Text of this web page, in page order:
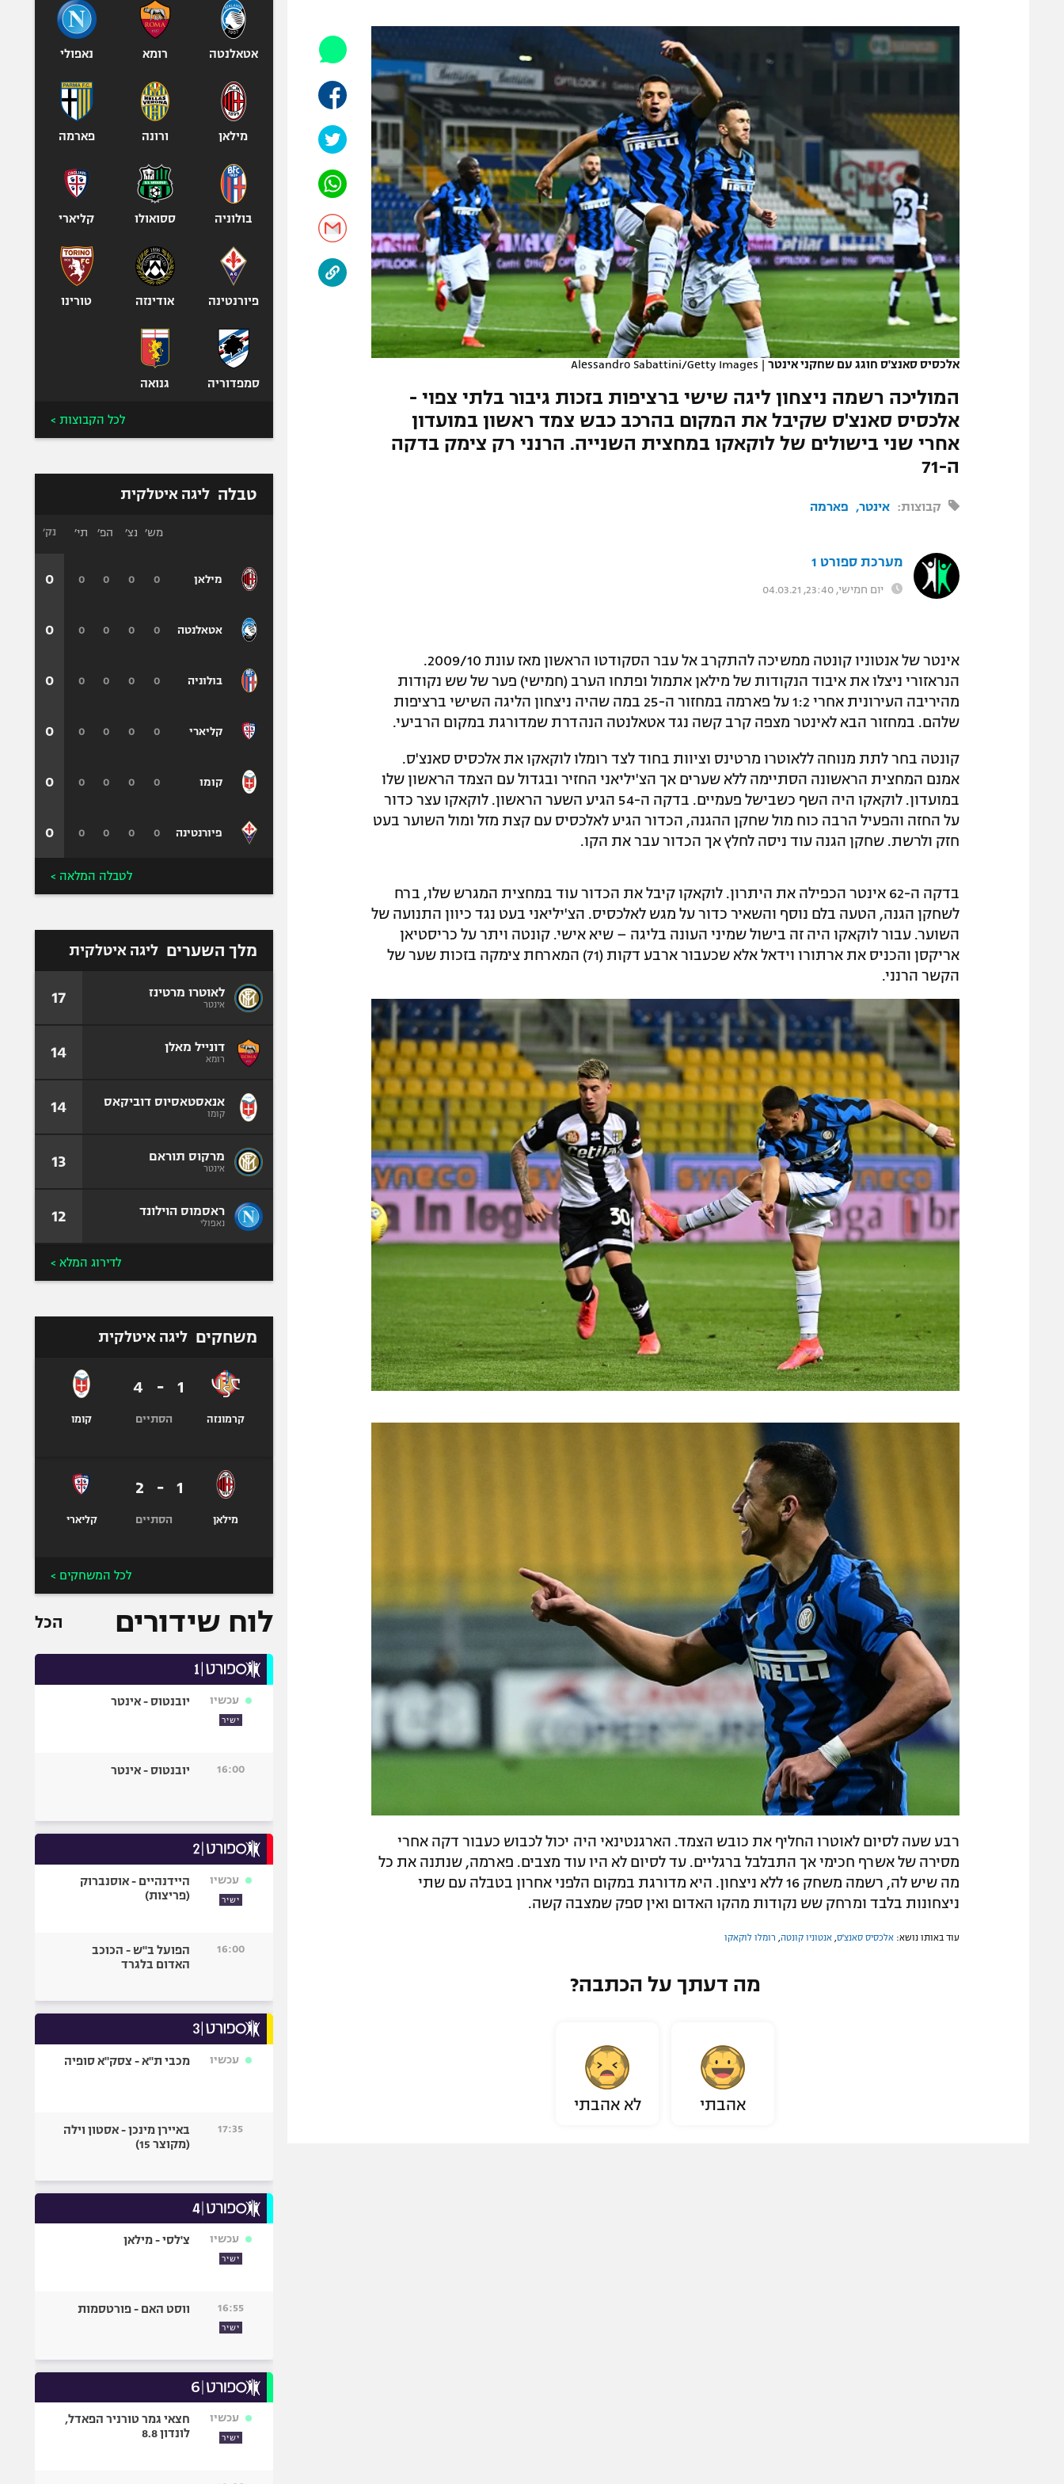
תקנון משתתפים וזוכים בפרסים
תקנון עבור פעילות אלקטרה
טניס
תנאי שימוש
מדיניות פרטיות
תקנון פעילות ספורט 1
רשיון להקרנה פומבית לבית עסק
הצטרפות לחבילת הערוצים
לוח דרושים – ג'ובנט
תגיות
המגזין
הפועל תל אביב
הפועל חיפה
הפועל באר שבע
מכבי נתניה
בני יהודה
ליגה סינית
ליגה ברזילאית
ליגות נוספות
אופניים
ספורט מוטורי
פוטבול אמריקאי NFL
בייסבול MLB
ואקסטרים
אומנויות לחימה
אלכסיס סאנצ'ס חוגג עם שחקני אינטר |
Alessandro Sabattini/Getty Images
המוליכה רשמה ניצחון ליגה שישי ברציפות בזכות גיבור בלתי צפוי -
אלכסיס סאנצ'ס שקיבל את המקום בהרכב כבש צמד ראשון במועדון
אחרי שני בישולים של לוקאקו במחצית השנייה. הרנני רק צימק בדקה
ה-71
קבוצות: אינטר פארמה
מערכת ספורט 1
יום חמישי, 23:40, 04.03.21
אינטר של אנטוניו קונטה ממשיכה להתקרב אל עבר הסקודטו הראשון מאז עונת 2009/10.
הנראזורי ניצלו את איבוד הנקודות של מילאן אתמול ופתחו הערב (חמישי) פער של שש נקודות
מהיריבה העירונית אחרי 1:2 על פארמה במחזור ה-25 במה שהיה ניצחון הליגה השישי ברציפות
שלהם. במחזור הבא לאינטר מצפה קרב קשה נגד אטאלנטה הנהדרת שמדורגת במקום הרביעי.
קונטה בחר לתת מנוחה ללאוטרו מרטינס וציוות בחוד לצד רומלו לוקאקו את אלכסיס סאנצ'ס.
אמנם המחצית הראשונה הסתיימה ללא שערים אך הצ'יליאני החזיר ובגדול עם הצמד הראשון שלו
במועדון. לוקאקו היה השף כשבישל פעמיים. בדקה ה-54 הגיע השער הראשון. לוקאקו עצר כדור
על החזה והפעיל הרבה כוח מול שחקן ההגנה, הכדור הגיע לאלכסיס עם קצת מזל ומול השוער בעט
חזק ולרשת. שחקן הגנה עוד ניסה לחלץ אך הכדור עבר את הקו.
בדקה ה-62 אינטר הכפילה את היתרון. לוקאקו קיבל את הכדור עוד במחצית המגרש שלו, ברח
לשחקן הגנה, הטעה בלם נוסף והשאיר כדור על מגש לאלכסיס. הצ'יליאני בעט נגד כיוון התנועה של
השוער. עבור לוקאקו היה זה בישול שמיני העונה בליגה – שיא אישי. קונטה ויתר על כריסטיאן
אריקסן והכניס את ארתורו וידאל אלא שכעבור ארבע דקות (71) המארחת צימקה בזכות שער של
הקשר הרנני.
רבע שעה לסיום לאוטרו החליף את כובש הצמד. הארגנטינאי היה יכול לכבוש כעבור דקה אחרי
מסירה של אשרף חכימי אך התבלבל ברגליים. עד לסיום לא היו עוד מצבים. פארמה, שנתנה את כל
מה שיש לה, רשמה משחק 16 ללא ניצחון. היא מדורגת במקום הלפני אחרון בטבלה עם שתי
ניצחונות בלבד ומרחק שש נקודות מהקו האדום ואין ספק שמצבה קשה.
עוד באותו נושא: אלכסיס סאנצ'ס אנטוניו קונטה רומלו לוקאקו
מה דעתך על הכתבה?
אהבתי לא אהבתי
אטאלנטה רומא נאפולי
מילאן ורונה פארמה
בולוניה ססואולו קליארי
פיורנטינה אודינזה טורינו
סמפדוריה גנואה
לכל הקבוצות >
טבלה ליגה איטלקית
מילאן
אטאלנטה
בולוניה
קליארי
קומו
פיורנטינה
מש׳ נצ׳ הפ׳ תי׳
0
0
0
0
0
0
0
0
0
0
0
0
0
0
0
0
0
0
0
0
0
0
0
0
נק׳
0
0
0
0
0
0
לטבלה המלאה >
מלך השערים ליגה איטלקית
לאוטרו מרטינז
אינטר 17
דונייל מאלן
רומא 14
אנאסטאסיוס דוביקאס
קומו 14
מרקוס תוראם
אינטר 13
ראסמוס הוילונד
נאפולי 12
לדירוג המלא >
משחקים ליגה איטלקית
קרמונזה
1
-
4
הסתיים קומו
מילאן
1
-
2
הסתיים קליארי
לכל המשחקים >
לוח שידורים הכל
עכשיו
ישיר
יובנטוס - אינטר
16:00 יובנטוס - אינטר
עכשיו
ישיר
היידנהיים - אוסנברוק
(פריצות)
16:00
הפועל ב"ש - הכוכב
האדום בלגרד
עכשיו מכבי ת"א - צסק"א סופיה
17:35
באיירן מינכן - אסטון וילה
(מקוצר 15)
עכשיו
ישיר
צ'לסי - מילאן
16:55
ישיר
ווסט האם - פורטסמות
עכשיו
ישיר
חצאי גמר טורניר הפאדל,
לונדון 8.8